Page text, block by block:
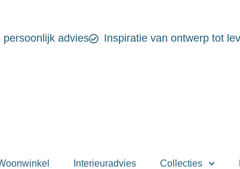
persoonlijk advies Inspiratie van ontwerp tot
Interieuradvies Collecties